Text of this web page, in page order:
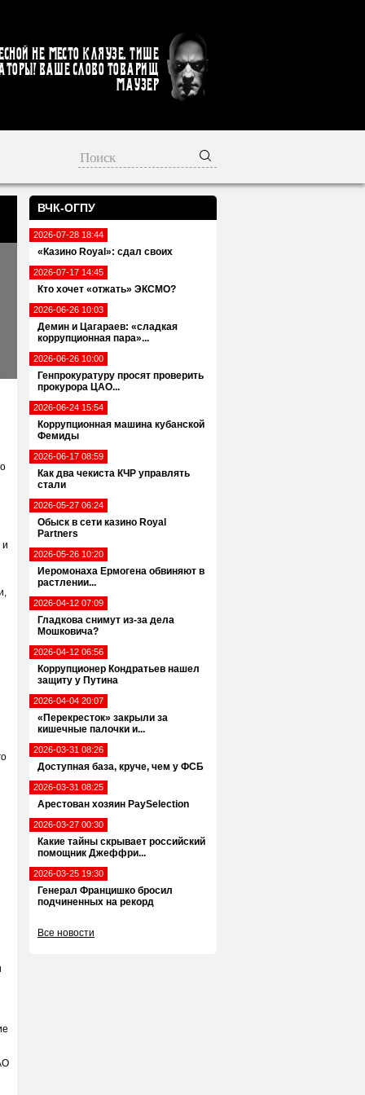
не место кляузе. Тише
Ваше слово товарищ
Маузер
ВЧК-ОГПУ
2026-07-28 18:44
«Казино Royal»: сдал своих
2026-07-17 14:45
Кто хочет «отжать» ЭКСМО?
2026-06-26 10:03
Демин и Цагараев: «сладкая
коррупционная пара»...
2026-06-26 10:00
Генпрокуратуру просят проверить
прокурора ЦАО...
2026-06-24 15:54
Коррупционная машина кубанской
Фемиды
2026-06-17 08:59
Как два чекиста КЧР управлять
стали
2026-05-27 06:24
Обыск в сети казино Royal
Partners
2026-05-26 10:20
Иеромонаха Ермогена обвиняют в
растлении...
2026-04-12 07:09
Гладкова снимут из-за дела
Мошковича?
2026-04-12 06:56
Коррупционер Кондратьев нашел
защиту у Путина
2026-04-04 20:07
«Перекресток» закрыли за
кишечные палочки и...
2026-03-31 08:26
Доступная база, круче, чем у ФСБ
2026-03-31 08:25
Арестован хозяин PaySelection
2026-03-27 00:30
Какие тайны скрывает российский
помощник Джеффри...
2026-03-25 19:30
Генерал Францишко бросил
подчиненных на рекорд
Все новости